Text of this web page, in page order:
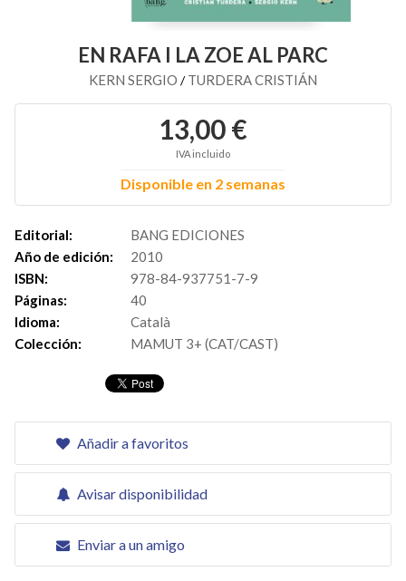
EN RAFA I LA ZOE AL PARC
KERN SERGIO /TURDERA CRISTIÁN
13,00 €
IVA incluido
Disponible en 2 semanas
Editorial:
BANG EDICIONES
Año de edición:
2010
ISBN:
978-84-937751-7-9
Páginas:
40
Idioma:
Català
Colección:
MAMUT 3+ (CAT/CAST)
Añadir a favoritos
Avisar disponibilidad
Enviar a un amigo